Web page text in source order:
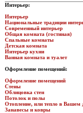
Интерьер:
Интерьер
Национальные традиции
Современный интерьер
Общая комната (гостиная)
Спальные комнаты
Детская комната
Интерьер кухни
Ванная комната и туалет
Оформление помещений:
Оформление помещений
Стены
Облицовка стен
Потолок и полы
Отопление, или тепло в Вашем
Занавесы и ковры